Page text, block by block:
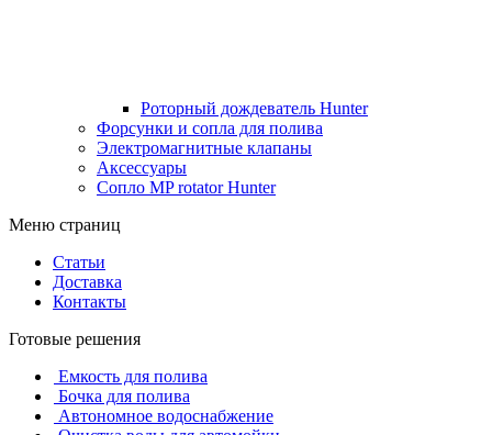
Роторный дождеватель Hunter
Форсунки и сопла для полива
Электромагнитные клапаны
Аксессуары
Сопло MP rotator Hunter
Меню страниц
Статьи
Доставка
Контакты
Готовые решения
Емкость для полива
Бочка для полива
Автономное водоснабжение